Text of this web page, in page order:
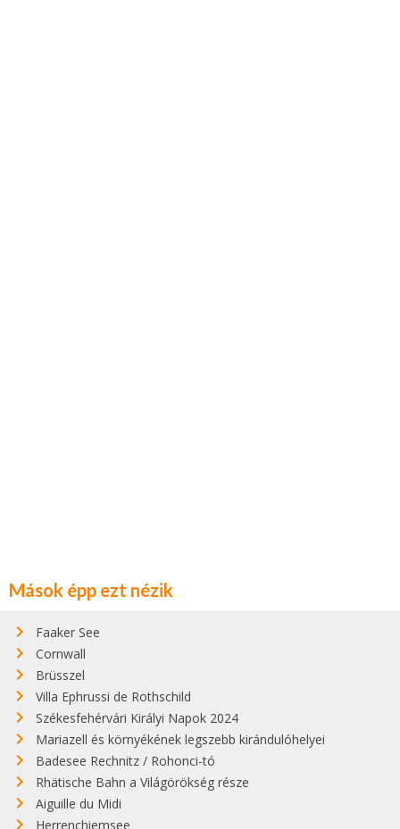
Mások épp ezt nézik
Faaker See
Cornwall
Brüsszel
Villa Ephrussi de Rothschild
Székesfehérvári Királyi Napok 2024
Mariazell és környékének legszebb kirándulóhelyei
Badesee Rechnitz / Rohonci-tó
Rhätische Bahn a Világörökség része
Aiguille du Midi
Herrenchiemsee